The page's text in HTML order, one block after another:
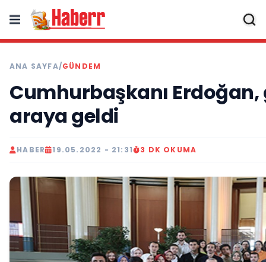
ANA SAYFA/GÜNDEM
Cumhurbaşkanı
araya geldi
HABER 19.05.2022 - 21:31 3 DK OKUMA